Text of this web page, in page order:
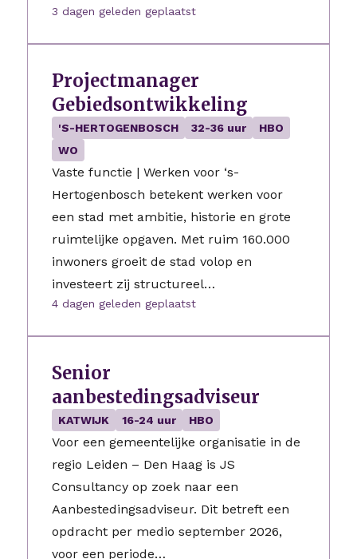
3 dagen geleden geplaatst
Projectmanager
Gebiedsontwikkeling
'S-HERTOGENBOSCH 32-36 uur
HBO
WO
Vaste functie | Werken voor ‘s-
Hertogenbosch betekent werken voor
een stad met ambitie, historie en grote
ruimtelijke opgaven. Met ruim 160.000
inwoners groeit de stad volop en
investeert zij structureel…
4 dagen geleden geplaatst
Senior
aanbestedingsadviseur
KATWIJK 16-24 uur HBO
Voor een gemeentelijke organisatie in de
regio Leiden – Den Haag is JS
Consultancy op zoek naar een
Aanbestedingsadviseur. Dit betreft een
opdracht per medio september 2026,
voor een periode…